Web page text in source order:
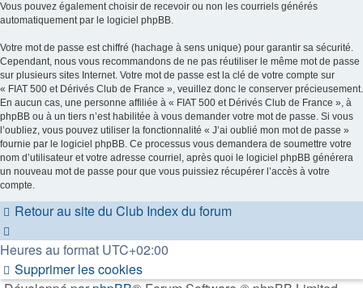
Vous pouvez également choisir de recevoir ou non les courriels générés
automatiquement par le logiciel phpBB.
Votre mot de passe est chiffré (hachage à sens unique) pour garantir sa sécurité.
Cependant, nous vous recommandons de ne pas réutiliser le même mot de passe
sur plusieurs sites Internet. Votre mot de passe est la clé de votre compte sur
« FIAT 500 et Dérivés Club de France », veuillez donc le conserver précieusement.
En aucun cas, une personne affiliée à « FIAT 500 et Dérivés Club de France », à
phpBB ou à un tiers n’est habilitée à vous demander votre mot de passe. Si vous
l’oubliez, vous pouvez utiliser la fonctionnalité « J’ai oublié mon mot de passe »
fournie par le logiciel phpBB. Ce processus vous demandera de soumettre votre
nom d’utilisateur et votre adresse courriel, après quoi le logiciel phpBB générera
un nouveau mot de passe pour que vous puissiez récupérer l’accès à votre
compte.
Retour au site du Club Index du forum
Heures au format UTC+02:00
Supprimer les cookies